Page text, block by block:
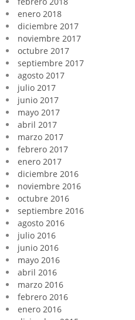
enero 2018
diciembre 2017
noviembre 2017
octubre 2017
septiembre 2017
agosto 2017
julio 2017
junio 2017
mayo 2017
abril 2017
marzo 2017
febrero 2017
enero 2017
diciembre 2016
noviembre 2016
octubre 2016
septiembre 2016
agosto 2016
julio 2016
junio 2016
mayo 2016
abril 2016
marzo 2016
febrero 2016
enero 2016